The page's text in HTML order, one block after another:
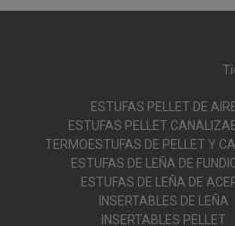
ESTUFAS PELLET DE
ESTUFAS PELLET
TERMOESTUFAS DE PELLET Y
ESTUFAS DE LEÑA DE
ESTUFAS DE LEÑA DE
INSERTABLES DE LEÑA
INSERTABLES PELLET